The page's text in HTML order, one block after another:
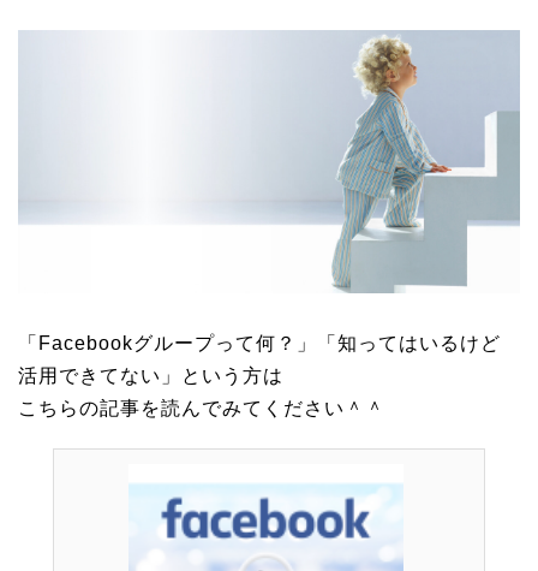
「Facebookグループって何？」「知ってはいるけど
活用できてない」という方は
こちらの記事を読んでみてください＾＾